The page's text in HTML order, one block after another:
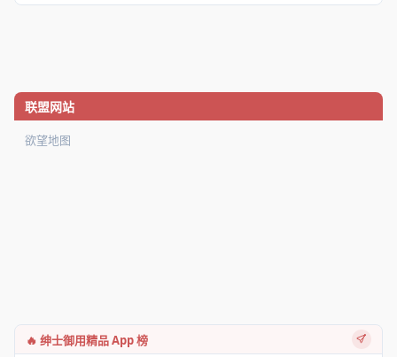
联盟网站
欲望地图
🔥 绅士御用精品 App 榜